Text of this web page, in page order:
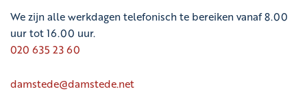
We zijn alle werkdagen telefonisch te bereiken vanaf 8.00
uur tot 16.00 uur.
020 635 23 60
damstede@damstede.net